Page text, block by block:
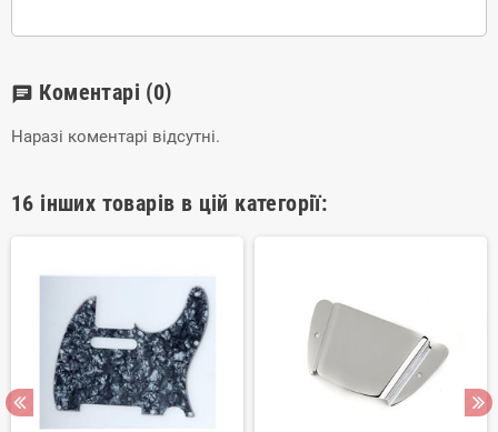
chat Коментарі (0)
Наразі коментарі відсутні.
16 інших товарів в цій категорії: